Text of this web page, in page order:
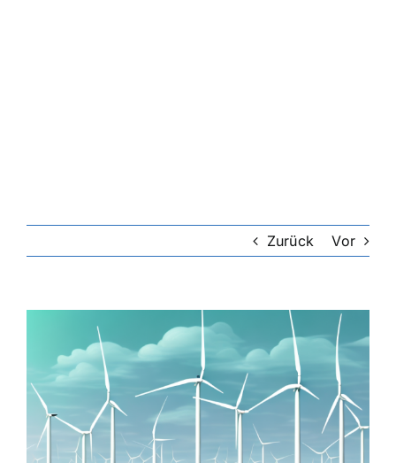
Zurück Vor
grösseres